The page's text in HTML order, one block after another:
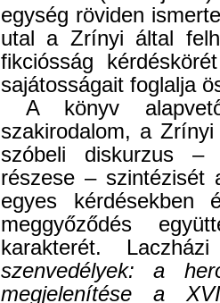
egység röviden
utal a Zrínyi által
fikciósság
sajátosságait foglalja
A könyv
szakirodalom, a
szóbeli diskurzus
részese – szintézisét
egyes kérdésekben
meggyőződés
karakterét.
szenvedélyek: a
megjelenítése a